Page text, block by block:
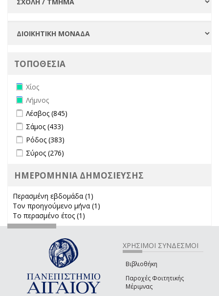
ΤΟΠΟΘΕΣΙΑ
Remove Χίος filter
Χίος
Remove Λήμνος filter
Λήμνος
Apply Λέσβος filter
Λέσβος (845)
Apply Σάμος filter
Σάμος (433)
Apply Ρόδος filter
Ρόδος (383)
Apply Σύρος filter
Σύρος (276)
ΗΜΕΡΟΜΗΝΙΑ ΔΗΜΟΣΙΕΥΣΗΣ
Περασμένη εβδομάδα (1)
Τον προηγούμενο μήνα (1)
Το περασμένο έτος (1)
ΧΡΗΣΙΜΟΙ ΣΥΝΔΕΣΜΟΙ
Βιβλιοθήκη
Παροχές Φοιτητικής
Μέριμνας